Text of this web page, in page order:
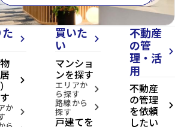
arrow_forward_ios
arrow_forward_ios
か arrow_forward_ios
買いた
い
arrow_forward_ios
マンショ
ンを探す
エリアか
ら探す arrow_forward_ios
路線から
探す arrow_forward_ios
戸建てを
不動産
の管
理・活
用
arrow_forward_ios
不動産
の管理
を依頼
したい
arrow_forward_ios